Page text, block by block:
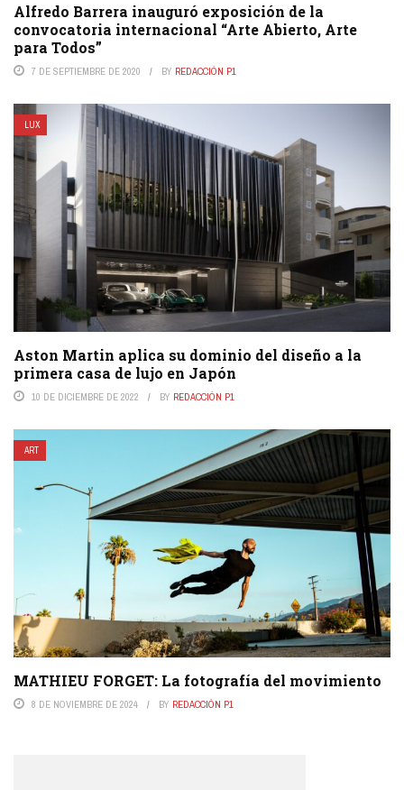
Alfredo Barrera inauguró exposición de la
convocatoria internacional “Arte Abierto, Arte
para Todos”
7 DE SEPTIEMBRE DE 2020 BY REDACCIÓN P1
LUX
Aston Martin aplica su dominio del diseño a la
primera casa de lujo en Japón
10 DE DICIEMBRE DE 2022 BY REDACCIÓN P1
ART
MATHIEU FORGET: La fotografía del movimiento
8 DE NOVIEMBRE DE 2024 BY REDACCIÓN P1